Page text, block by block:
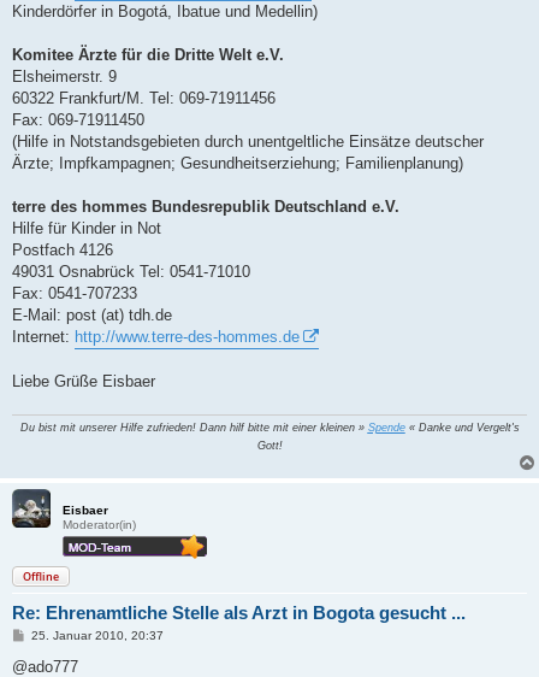
Kinderdörfer in Bogotá, Ibatue und Medellin)
Komitee Ärzte für die Dritte Welt e.V.
Elsheimerstr. 9
60322 Frankfurt/M. Tel: 069-71911456
Fax: 069-71911450
(Hilfe in Notstandsgebieten durch unentgeltliche Einsätze deutscher
Ärzte; Impfkampagnen; Gesundheitserziehung; Familienplanung)
terre des hommes Bundesrepublik Deutschland e.V.
Hilfe für Kinder in Not
Postfach 4126
49031 Osnabrück Tel: 0541-71010
Fax: 0541-707233
E-Mail: post (at) tdh.de
Internet: http://www.terre-des-hommes.de
Liebe Grüße Eisbaer
Du bist mit unserer Hilfe zufrieden! Dann hilf bitte mit einer kleinen » Spende« Danke und Vergelt's
Gott!
Eisbaer
Moderator(in)
Offline
Re: Ehrenamtliche Stelle als Arzt in Bogota gesucht ...
B
i
25. Januar 2010, 20:37
@ado777